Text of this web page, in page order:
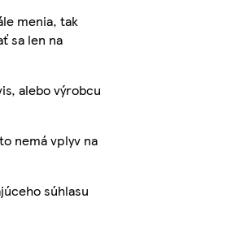
menia, tak
sa len na
alebo výrobcu
nemá vplyv na
súhlasu